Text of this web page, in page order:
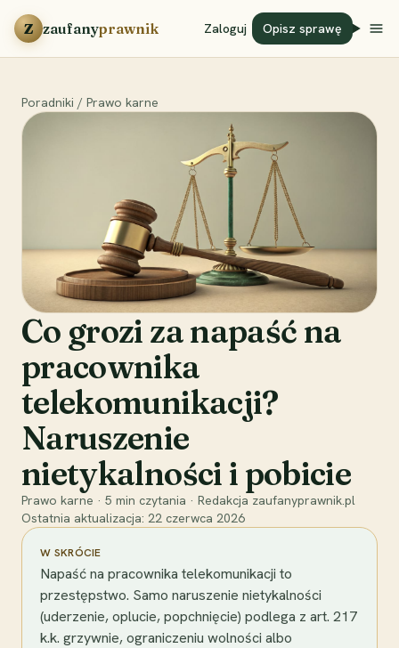
Przejdź do treści
Z zaufanyprawnik Zaloguj Opisz sprawę
Poradniki / Prawo karne
Co grozi za napaść na
pracownika
telekomunikacji?
Naruszenie
nietykalności i pobicie
Prawo karne · 5 min czytania · Redakcja zaufanyprawnik.pl
Ostatnia aktualizacja: 22 czerwca 2026
W SKRÓCIE
Napaść na pracownika telekomunikacji to
przestępstwo. Samo naruszenie nietykalności
(uderzenie, oplucie, popchnięcie) podlega z art. 217
k.k. grzywnie, ograniczeniu wolności albo